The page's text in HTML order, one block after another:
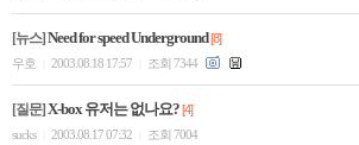
[뉴스] Need for speed Underground[8]
우호
2003.08.18 17:57 조회 7344
[질문] X-box 유저는 없나요?[4]
sucks
2003.08.17 07:32 조회 7004